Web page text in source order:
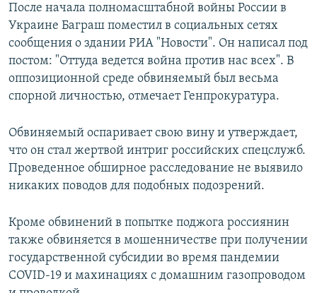
После начала полномасштабной войны России в
Украине Баграш поместил в социальных сетях
сообщения о здании РИА "Новости". Он написал под
постом: "Оттуда ведется война против нас всех". В
оппозиционной среде обвиняемый был весьма
спорной личностью, отмечает Генпрокуратура.
Обвиняемый оспаривает свою вину и утверждает,
что он стал жертвой интриг российских спецслужб.
Проведенное обширное расследование не выявило
никаких поводов для подобных подозрений.
Кроме обвинений в попытке поджога россиянин
также обвиняется в мошенничестве при получении
государственной субсидии во время пандемии
COVID-19 и махинациях с домашним газопроводом